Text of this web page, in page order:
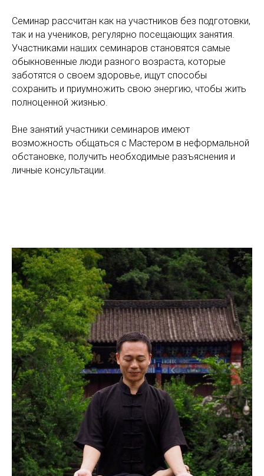
Семинар рассчитан как на участников без подготовки,
так и на учеников, регулярно посещающих занятия.
Участниками наших семинаров становятся самые
обыкновенные люди разного возраста, которые
заботятся о своем здоровье, ищут способы
сохранить и приумножить свою энергию, чтобы жить
полноценной жизнью.
Вне занятий участники семинаров имеют
возможность общаться с Мастером в неформальной
обстановке, получить необходимые разъяснения и
личные консультации.